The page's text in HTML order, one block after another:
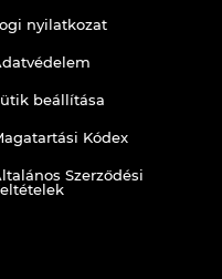
nyilatkozat
beállítása
Kódex
Szerződési